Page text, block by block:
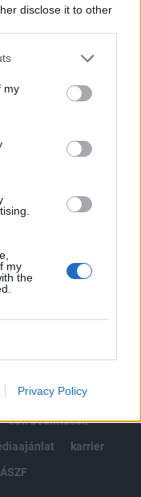
disclose it to other
my
my
the
Privacy Policy
belüli
süti beállítások
karrier
ÁSZF